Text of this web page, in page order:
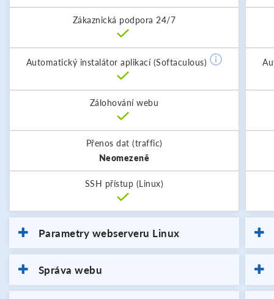
Zákaznická podpora 24/7
Automatický instalátor aplikací (Softaculous)
Zálohování webu
Přenos dat (traffic)
Neomezeně
SSH přístup (Linux)
Parametry webserveru Linux
Správa webu